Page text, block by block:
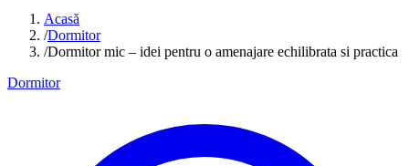
Acasă
/Dormitor
/Dormitor mic – idei pentru o amenajare echilibrata si practica
Dormitor